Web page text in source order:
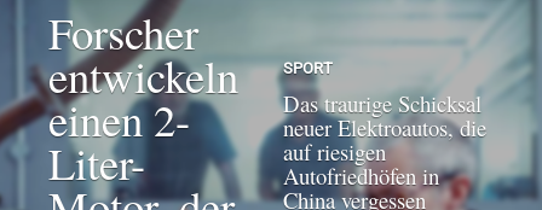
Forscher
entwickeln
einen 2-
Liter-
SPORT
Das traurige Schicksal
neuer Elektroautos, die
auf riesigen
Autofriedhöfen in
China vergessen